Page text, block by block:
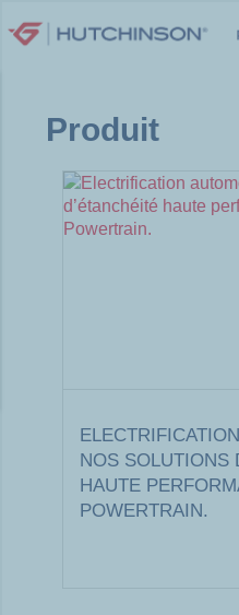
au
Produit
NOS SOLUTIONS
HAUTE
POWERTRAIN.